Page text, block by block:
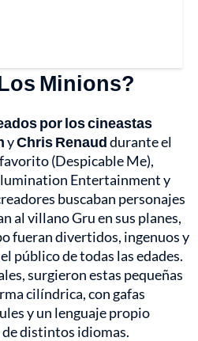
Minions?
por los cineastas
yChris Renauddurante el
(Despicable Me),
Entertainment y
buscaban personajes
al villano Gru en sus planes,
fueran divertidos, ingenuos y
público de todas las edades.
surgieron estas pequeñas
cilíndrica, con gafas
y un lenguaje propio
distintos idiomas.